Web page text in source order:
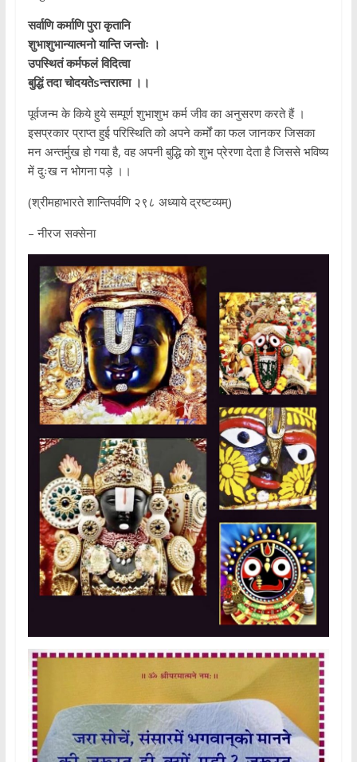
सर्वाणि कर्माणि पुरा कृतानि
शुभाशुभान्यात्मनो यान्ति जन्तोः ।
उपस्थितं कर्मफलं विदित्वा
बुद्धिं तदा चोदयतेsन्तरात्मा ।।
पूर्वजन्म के किये हुये सम्पूर्ण शुभाशुभ कर्म जीव का अनुसरण करते हैं ।
इसप्रकार प्राप्त हुई परिस्थिति को अपने कर्मों का फल जानकर जिसका
मन अन्तर्मुख हो गया है, वह अपनी बुद्धि को शुभ प्रेरणा देता है जिससे भविष्य
में दुःख न भोगना पड़े ।।
(श्रीमहाभारते शान्तिपर्वणि २९८ अध्याये द्रष्टव्यम्)
– नीरज सक्सेना